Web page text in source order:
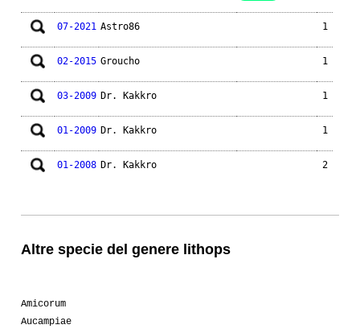
07-2021 Astro86 1
02-2015 Groucho 1
03-2009 Dr. Kakkro 1
01-2009 Dr. Kakkro 1
01-2008 Dr. Kakkro 2
Altre specie del genere lithops
Amicorum
Aucampiae